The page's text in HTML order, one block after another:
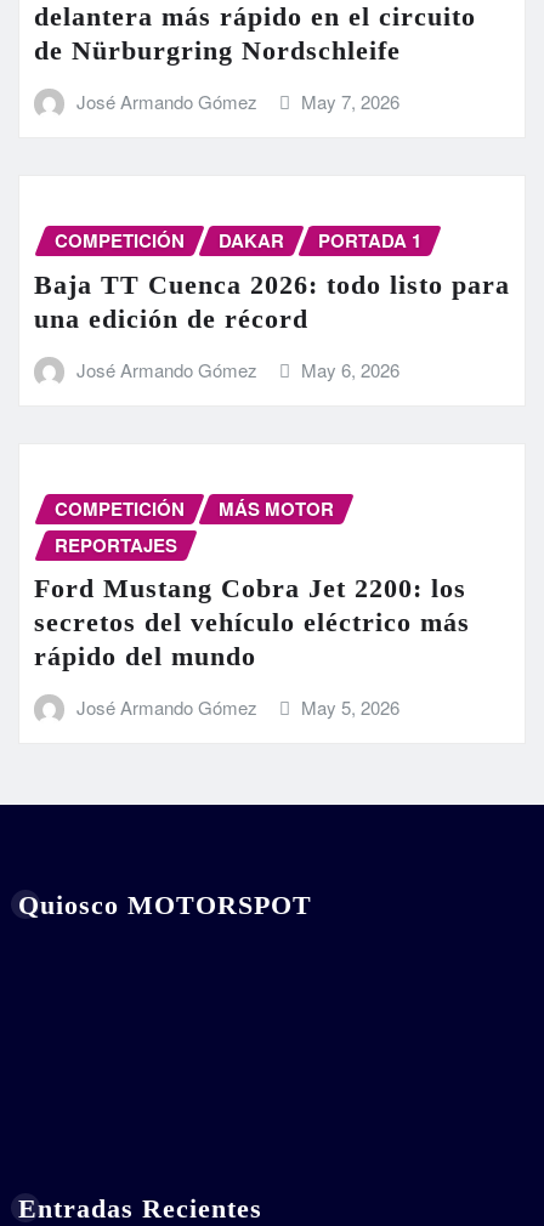
delantera más rápido en el circuito
de Nürburgring Nordschleife
José Armando Gómez May 7, 2026
COMPETICIÓN DAKAR PORTADA 1
Baja TT Cuenca 2026: todo listo para
una edición de récord
José Armando Gómez May 6, 2026
COMPETICIÓN
MÁS MOTOR
REPORTAJES
Ford Mustang Cobra Jet 2200: los
secretos del vehículo eléctrico más
rápido del mundo
José Armando Gómez May 5, 2026
Quiosco MOTORSPOT
Entradas Recientes